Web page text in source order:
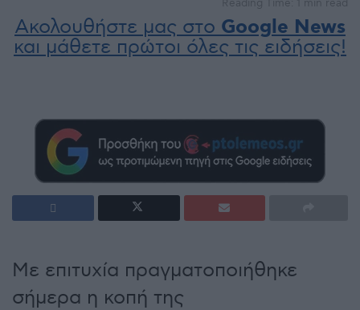
Reading Time: 1 min read
Ακολουθήστε μας στο Google News
και μάθετε πρώτοι όλες τις ειδήσεις!
Με επιτυχία πραγματοποιήθηκε
σήμερα η κοπή της